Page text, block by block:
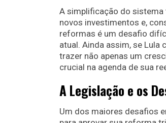
A simplificação do sistema
novos investimentos e,
reformas é um desafio
atual. Ainda assim, se Lula
trazer não apenas um
crucial na agenda de sua
A Legislação e os
Um dos maiores desafios